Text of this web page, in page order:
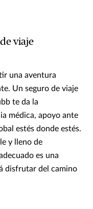
viaje
una aventura
Un seguro de viaje
te da la
médica, apoyo ante
estés donde estés.
y lleno de
es una
disfrutar del camino